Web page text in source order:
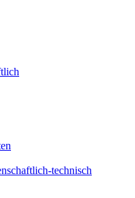
technisch